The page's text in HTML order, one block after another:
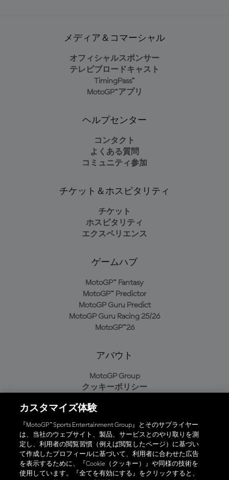
メディア＆コマーシャル
オフィシャルスポンサー
テレビブロードキャスト
TimingPass™
MotoGP™アプリ
ヘルプセンター
コンタクト
よくある質問
コミュニティ参加
チケット＆ホスピタリティ
チケット
ホスピタリティ
エクスペリエンス
ゲームハブ
MotoGP™ Fantasy
MotoGP™ Predictor
MotoGP Guru Predict
MotoGP Guru Racing 25/26
MotoGP™26
アバウト
MotoGP Group
クッキーポリシー
プライバシーポリシー
購入ポリシー
オフィシャルアプリ
カスタマイズ体験
『MotoGP™ Sports Entertainment Group』とそのサプライヤー
は、当社のウェブサイト、製品、サービスとのやり取りを測
定し、利用者の閲覧習慣（例えば閲覧したページ）に基づい
て作成したプロフィールに基づいて、利用者に合わせた広告
を表示するために、『Cookie（クッキー）』や同様の技術を
使用しています。『全てを有効にする』をクリックすると、